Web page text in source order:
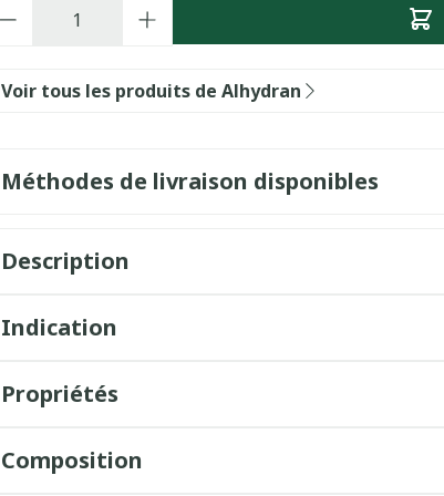
Voir tous les produits de Alhydran
Méthodes de livraison disponibles
Description
Indication
Propriétés
Composition